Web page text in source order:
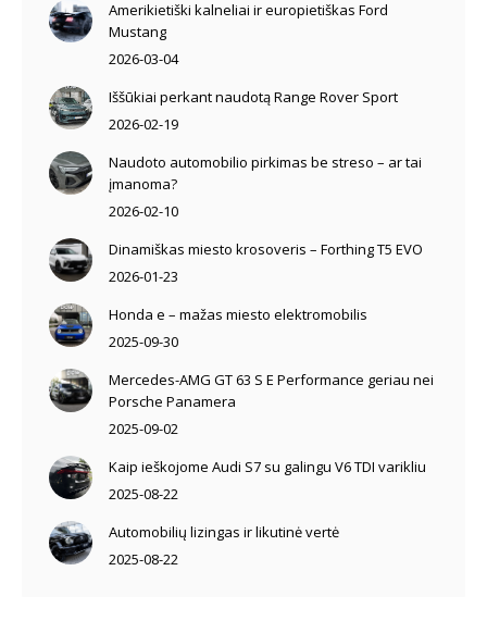
Amerikietiški kalneliai ir europietiškas Ford
Mustang
2026-03-04
Iššūkiai perkant naudotą Range Rover Sport
2026-02-19
Naudoto automobilio pirkimas be streso – ar tai
įmanoma?
2026-02-10
Dinamiškas miesto krosoveris – Forthing T5 EVO
2026-01-23
Honda e – mažas miesto elektromobilis
2025-09-30
Mercedes-AMG GT 63 S E Performance geriau nei
Porsche Panamera
2025-09-02
Kaip ieškojome Audi S7 su galingu V6 TDI varikliu
2025-08-22
Automobilių lizingas ir likutinė vertė
2025-08-22